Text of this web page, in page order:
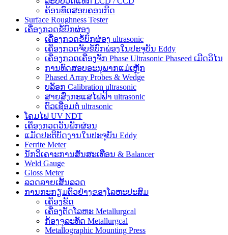
ຄ້ອນທົດສອບຄອນກີດ
Surface Roughness Tester
ເຄື່ອງກວດຂໍ້ບົກຜ່ອງ
ເຄື່ອງກວດຂໍ້ບົກຜ່ອງ ultrasonic
ເຄື່ອງກວດຈັບຂໍ້ບົກພ່ອງໃນປະຈຸບັນ Eddy
ເຄື່ອງກວດເຄື່ອງຈັກ Phase Ultrasonic Phaseed ເມີດວິໄນ
ການທົດສອບອະນຸພາກແມ່ເຫຼັກ
Phased Array Probes & Wedge
ບລັອກ Calibration ultrasonic
ສາຍສົ່ງກະແສໄຟຟ້າ ultrasonic
ຕົວເຊື່ອມຕໍ່ ultrasonic
ໂຄມໄຟ UV NDT
ເຄື່ອງກວດວັນພັກຜ່ອນ
ແມັດປະຕິບັດງານໃນປະຈຸບັນ Eddy
Ferrite Meter
ນັກວິເຄາະການສັ່ນສະເທືອນ & Balancer
Weld Gauge
Gloss Meter
ລວດລາຍເສັ້ນລວດ
ການກະກຽມຕົວຢ່າງຂອງໂລຫະປະສົມ
ເຄື່ອງຂັດ
ເຄື່ອງຕັດໂລຫະ Metallurgcal
ກ້ອງຈຸລະທັດ Metallurgcal
Metallographic Mounting Press